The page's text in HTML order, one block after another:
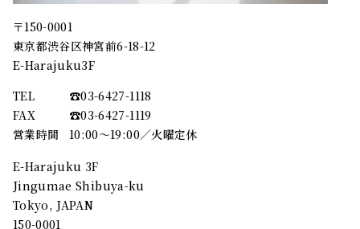
〒150-0001
東京都渋谷区神宮前6-18-12
E-Harajuku3F
TEL
☎︎03-6427-1118
FAX
☎︎03-6427-1119
営業時間
10:00～19:00／火曜定休
E-Harajuku 3F
Jingumae Shibuya-ku
Tokyo, JAPAN
150-0001